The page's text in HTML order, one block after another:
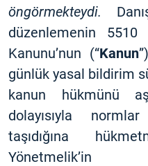
öngörmekteydi.
düzenlemenin 5510
Kanunu’nun (“Kanun
günlük yasal bildirim
kanun hükmünü
dolayısıyla
taşıdığına